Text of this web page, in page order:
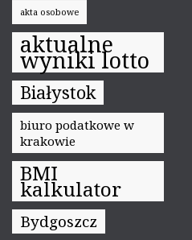
akta osobowe
aktualne
wyniki lotto
Białystok
biuro podatkowe w
krakowie
BMI
kalkulator
Bydgoszcz